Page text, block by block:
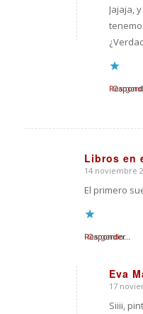
Jajaja,
Libros en
Dice:
14 noviembre
El primero
Cargando...
Responder
Eva
Dice:
17
Siiii,